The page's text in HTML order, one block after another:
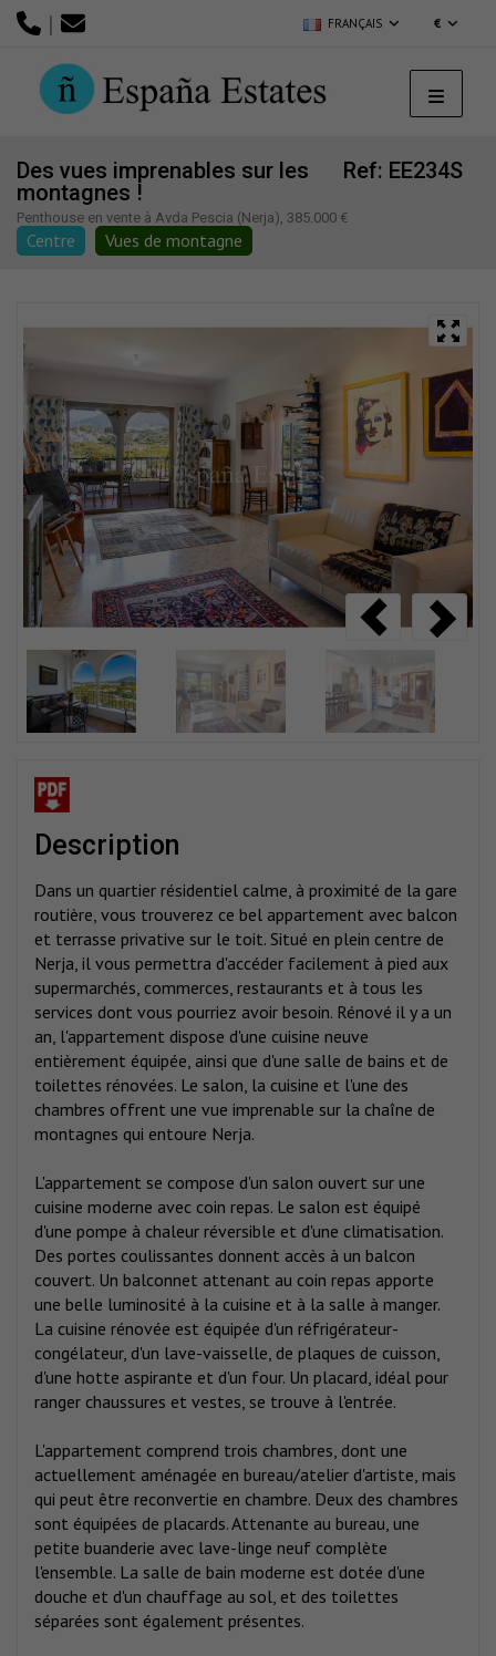
| FRANÇAIS €
Ref: EE234S
Des vues imprenables sur les
montagnes !
Penthouse en vente à Avda Pescia (Nerja), 385.000 €
Centre Vues de montagne
description
Dans un quartier résidentiel calme, à proximité de la gare
routière, vous trouverez ce bel appartement avec balcon
et terrasse privative sur le toit. Situé en plein centre de
Nerja, il vous permettra d'accéder facilement à pied aux
supermarchés, commerces, restaurants et à tous les
services dont vous pourriez avoir besoin. Rénové il y a un
an, l'appartement dispose d'une cuisine neuve
entièrement équipée, ainsi que d'une salle de bains et de
toilettes rénovées. Le salon, la cuisine et l'une des
chambres offrent une vue imprenable sur la chaîne de
montagnes qui entoure Nerja.
L'appartement se compose d'un salon ouvert sur une
cuisine moderne avec coin repas. Le salon est équipé
d'une pompe à chaleur réversible et d'une climatisation.
Des portes coulissantes donnent accès à un balcon
couvert. Un balconnet attenant au coin repas apporte
une belle luminosité à la cuisine et à la salle à manger.
La cuisine rénovée est équipée d'un réfrigérateur-
congélateur, d'un lave-vaisselle, de plaques de cuisson,
d'une hotte aspirante et d'un four. Un placard, idéal pour
ranger chaussures et vestes, se trouve à l'entrée.
L'appartement comprend trois chambres, dont une
actuellement aménagée en bureau/atelier d'artiste, mais
qui peut être reconvertie en chambre. Deux des chambres
sont équipées de placards. Attenante au bureau, une
petite buanderie avec lave-linge neuf complète
l'ensemble. La salle de bain moderne est dotée d'une
douche et d'un chauffage au sol, et des toilettes
séparées sont également présentes.